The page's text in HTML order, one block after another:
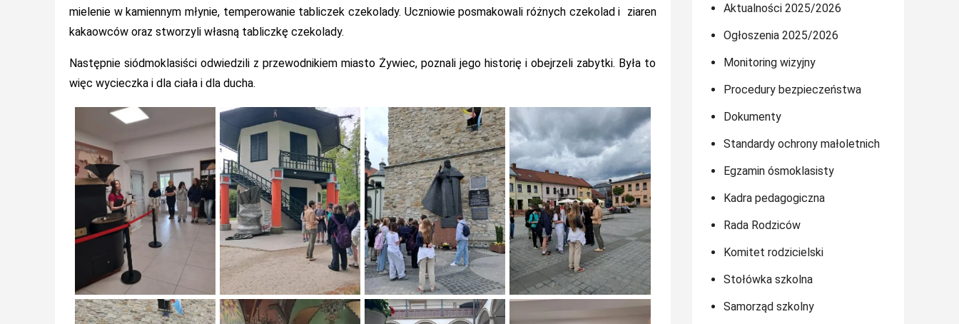
mielenie w kamiennym młynie, temperowanie tabliczek czekolady. Uczniowie posmakowali różnych czekolad i ziaren
kakaowców oraz stworzyli własną tabliczkę czekolady.
Następnie siódmoklasiści odwiedzili z przewodnikiem miasto Żywiec, poznali jego historię i obejrzeli zabytki. Była to
więc wycieczka i dla ciała i dla ducha.
Aktualności 2025/2026
Ogłoszenia 2025/2026
Monitoring wizyjny
Procedury bezpieczeństwa
Dokumenty
Standardy ochrony małoletnich
Egzamin ósmoklasisty
Kadra pedagogiczna
Rada Rodziców
Komitet rodzicielski
Stołówka szkolna
Samorząd szkolny